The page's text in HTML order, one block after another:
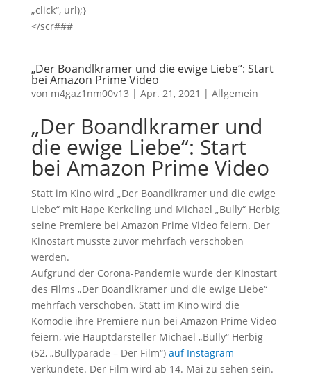
„click“, url);}
</scr###
„Der Boandlkramer und die ewige Liebe“: Start
bei Amazon Prime Video
von m4gaz1nm00v13 | Apr. 21, 2021 | Allgemein
„Der Boandlkramer und
die ewige Liebe“: Start
bei Amazon Prime Video
Statt im Kino wird „Der Boandlkramer und die ewige
Liebe“ mit Hape Kerkeling und Michael „Bully“ Herbig
seine Premiere bei Amazon Prime Video feiern. Der
Kinostart musste zuvor mehrfach verschoben
werden.
Aufgrund der Corona-Pandemie wurde der Kinostart
des Films „Der Boandlkramer und die ewige Liebe“
mehrfach verschoben. Statt im Kino wird die
Komödie ihre Premiere nun bei Amazon Prime Video
feiern, wie Hauptdarsteller Michael „Bully“ Herbig
(52, „Bullyparade – Der Film“) auf Instagram
verkündete. Der Film wird ab 14. Mai zu sehen sein.